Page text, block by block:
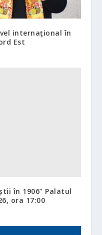
internaţional în
Est
în 1906” Palatul
ora 17:00